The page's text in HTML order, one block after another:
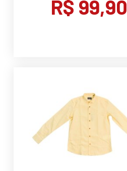
R$ 99,90